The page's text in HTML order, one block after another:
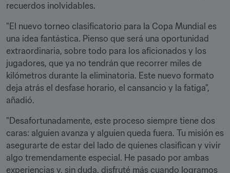
recuerdos inolvidables.
"El nuevo torneo clasificatorio para la Copa Mundial es
una idea fantástica. Pienso que será una oportunidad
extraordinaria, sobre todo para los aficionados y los
jugadores, que ya no tendrán que recorrer miles de
kilómetros durante la eliminatoria. Este nuevo formato
deja atrás el desfase horario, el cansancio y la fatiga",
añadió.
"Desafortunadamente, este proceso siempre tiene dos
caras: alguien avanza y alguien queda fuera. Tu misión es
asegurarte de estar del lado de quienes clasifican y vivir
algo tremendamente especial. He pasado por ambas
experiencias y, sin duda, disfruté más cuando logramos